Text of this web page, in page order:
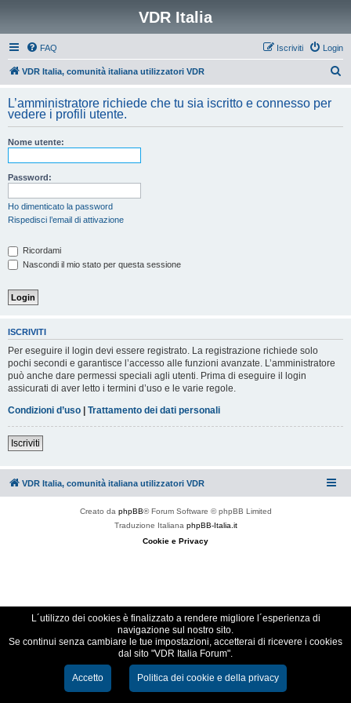
VDR Italia
FAQ Login
Iscriviti
VDR Italia, comunità italiana utilizzatori VDR
c
L’amministratore richiede che tu sia iscritto e connesso per
vedere i profili utente.
Nome utente:
Password:
Ho dimenticato la password
Rispedisci l’email di attivazione
Ricordami
Nascondi il mio stato per questa sessione
ISCRIVITI
Per eseguire il login devi essere registrato. La registrazione richiede solo
pochi secondi e garantisce l’accesso alle funzioni avanzate. L’amministratore
può anche dare permessi speciali agli utenti. Prima di eseguire il login
assicurati di aver letto i termini d’uso e le varie regole.
Condizioni d’uso | Trattamento dei dati personali
Iscriviti
VDR Italia, comunità italiana utilizzatori VDR
Creato da phpBB® Forum Software © phpBB Limited
Traduzione Italiana phpBB-Italia.it
Cookie e Privacy
L´utilizzo dei cookies è finalizzato a rendere migliore l´esperienza di
navigazione sul nostro sito.
Se continui senza cambiare le tue impostazioni, accetterai di ricevere i cookies
dal sito "VDR Italia Forum".
Accetto Politica dei cookie e della privacy